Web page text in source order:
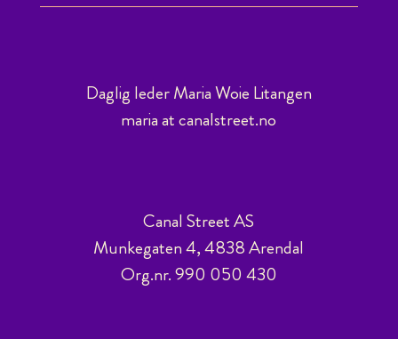
Daglig leder Maria Woie Litangen
maria at canalstreet.no
Canal Street AS
Munkegaten 4, 4838 Arendal
Org.nr. 990 050 430